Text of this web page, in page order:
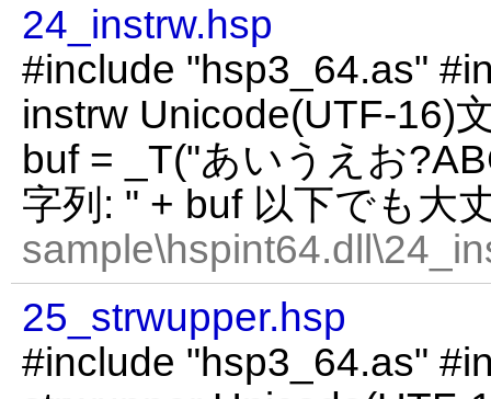
24_instrw.hsp
#include "hsp3_64.as"
instrw Unicode(UTF-16)
buf = _T("あいうえお
字列: " + buf 以下でも大
25_strwupper.hsp
#include "hsp3_64.as"